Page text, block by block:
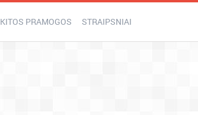
KITOS PRAMOGOS STRAIPSNIAI